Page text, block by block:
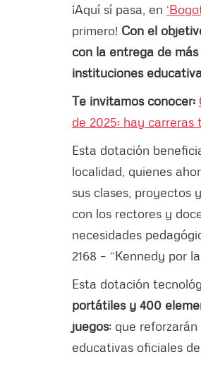
¡Aquí sí pasa, en
primero! Con el
con la entrega de
instituciones
Te invitamos conocer:
de 2025: hay carreras
Esta dotación
localidad, quienes
sus clases, proyectos
con los rectores y
necesidades
2168 – “Kennedy por
Esta dotación
portátiles y 400
juegos; que
educativas oficiales